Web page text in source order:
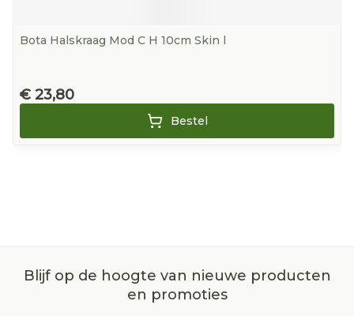
Bota Halskraag Mod C H 10cm Skin l
€ 23,80
Bestel
Blijf op de hoogte van nieuwe producten
en promoties